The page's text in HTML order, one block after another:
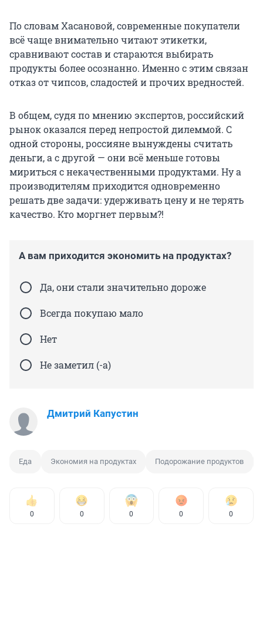
По словам Хасановой, современные покупатели
всё чаще внимательно читают этикетки,
сравнивают состав и стараются выбирать
продукты более осознанно. Именно с этим связан
отказ от чипсов, сладостей и прочих вредностей.
В общем, судя по мнению экспертов, российский
рынок оказался перед непростой дилеммой. С
одной стороны, россияне вынуждены считать
деньги, а с другой — они всё меньше готовы
мириться с некачественными продуктами. Ну а
производителям приходится одновременно
решать две задачи: удерживать цену и не терять
качество. Кто моргнет первым?!
А вам приходится экономить на продуктах?
Да, они стали значительно дороже
Всегда покупаю мало
Нет
Не заметил (-а)
Дмитрий Капустин
Еда Экономия на продуктах Подорожание продуктов
0 0 0 0 0